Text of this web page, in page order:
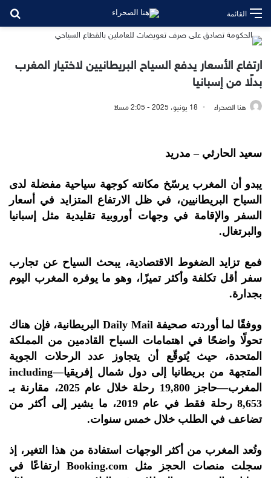
القائمة
ارتفاع الأسعار يدفع السياح البريطانيين لاختيار المغرب
بدلًا من إسبانيا
هنا الصحراء 18 يونيو، 2025 - 2:05 مساءً
سعيد الحارثي – مدريد
يبدو أن المغرب يرسّخ مكانته كوجهة سياحية مفضلة لدى
السياح البريطانيين، في ظل الارتفاع المتزايد في أسعار
السفر والإقامة في وجهات أوروبية تقليدية مثل إسبانيا
والبرتغال.
فمع تزايد الضغوط الاقتصادية، يبحث السياح عن تجارب
سفر أقل تكلفة وأكثر تميزًا، وهو ما يوفره المغرب اليوم
بجدارة.
ووفقًا لما أوردته صحيفة Daily Mail البريطانية، فإن هناك
تحولًا واضحًا في اهتمامات السياح القادمين من المملكة
المتحدة، حيث يُتوقّع أن يتجاوز عدد الرحلات الجوية
المتجهة من بريطانيا إلى دول شمال إفريقيا—including
المغرب—حاجز 19,800 رحلة خلال عام 2025، مقارنة بـ
8,653 رحلة فقط في عام 2019، ما يشير إلى أكثر من
تضاعف في الطلب خلال خمس سنوات.
وتُعد المغرب من أكثر الوجهات استفادة من هذا التغير، إذ
سجلت منصات الحجز مثل Booking.com ارتفاعًا في